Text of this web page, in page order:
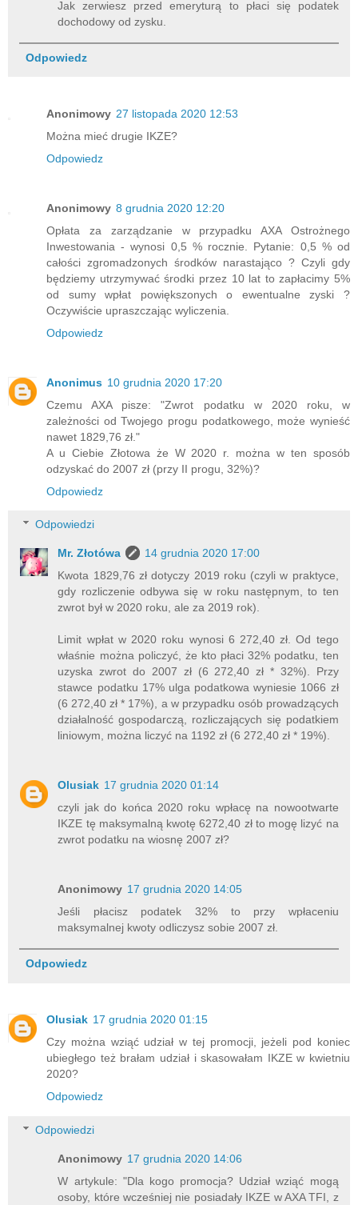
Jak zerwiesz przed emeryturą to płaci się podatek
dochodowy od zysku.
Odpowiedz
Anonimowy 27 listopada 2020 12:53
Można mieć drugie IKZE?
Odpowiedz
Anonimowy 8 grudnia 2020 12:20
Opłata za zarządzanie w przypadku AXA Ostrożnego
Inwestowania - wynosi 0,5 % rocznie. Pytanie: 0,5 % od
całości zgromadzonych środków narastająco ? Czyli gdy
będziemy utrzymywać środki przez 10 lat to zapłacimy 5%
od sumy wpłat powiększonych o ewentualne zyski ?
Oczywiście upraszczając wyliczenia.
Odpowiedz
Anonimus 10 grudnia 2020 17:20
Czemu AXA pisze: "Zwrot podatku w 2020 roku, w
zależności od Twojego progu podatkowego, może wynieść
nawet 1829,76 zł."
A u Ciebie Złotowa że W 2020 r. można w ten sposób
odzyskać do 2007 zł (przy II progu, 32%)?
Odpowiedz
Odpowiedzi
Mr. Złotówa
14 grudnia 2020 17:00
Kwota 1829,76 zł dotyczy 2019 roku (czyli w praktyce,
gdy rozliczenie odbywa się w roku następnym, to ten
zwrot był w 2020 roku, ale za 2019 rok).
Limit wpłat w 2020 roku wynosi 6 272,40 zł. Od tego
właśnie można policzyć, że kto płaci 32% podatku, ten
uzyska zwrot do 2007 zł (6 272,40 zł * 32%). Przy
stawce podatku 17% ulga podatkowa wyniesie 1066 zł
(6 272,40 zł * 17%), a w przypadku osób prowadzących
działalność gospodarczą, rozliczających się podatkiem
liniowym, można liczyć na 1192 zł (6 272,40 zł * 19%).
Olusiak 17 grudnia 2020 01:14
czyli jak do końca 2020 roku wpłacę na nowootwarte
IKZE tę maksymalną kwotę 6272,40 zł to mogę lizyć na
zwrot podatku na wiosnę 2007 zł?
Anonimowy 17 grudnia 2020 14:05
Jeśli płacisz podatek 32% to przy wpłaceniu
maksymalnej kwoty odliczysz sobie 2007 zł.
Odpowiedz
Olusiak 17 grudnia 2020 01:15
Czy można wziąć udział w tej promocji, jeżeli pod koniec
ubiegłego też brałam udział i skasowałam IKZE w kwietniu
2020?
Odpowiedz
Odpowiedzi
Anonimowy 17 grudnia 2020 14:06
W artykule: "Dla kogo promocja? Udział wziąć mogą
osoby, które wcześniej nie posiadały IKZE w AXA TFI, z